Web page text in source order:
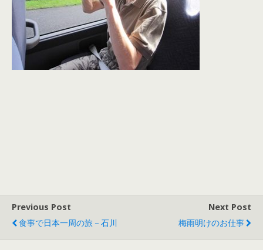
Previous Post
食事で日本一周の旅－石川
Next Post
梅雨明けのお仕事